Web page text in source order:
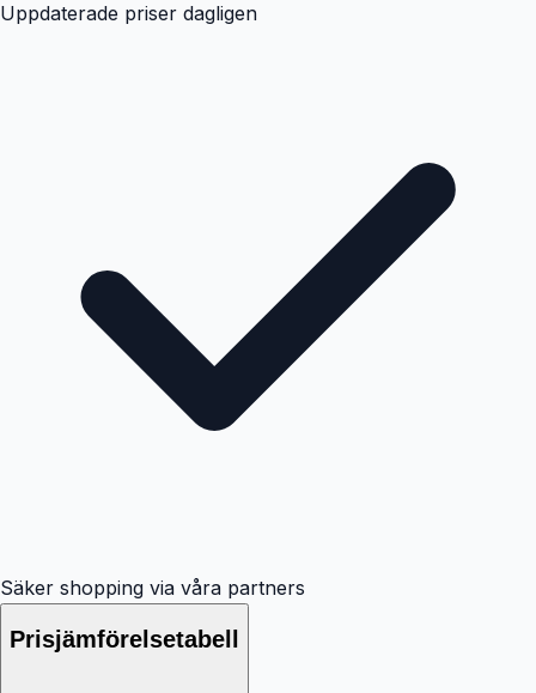
Uppdaterade priser dagligen
Säker shopping via våra partners
Prisjämförelsetabell